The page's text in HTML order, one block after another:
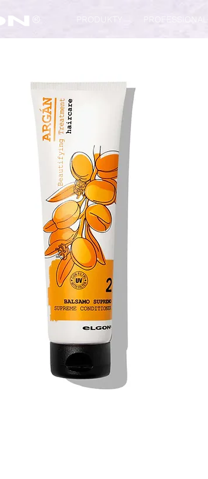
PRODUKTY PROFESSIONAL